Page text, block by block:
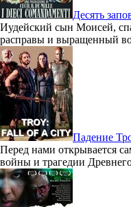
Десять
Иудейский сын Моисей,
расправы и выращенный
Падение
Перед нами открывается
войны и трагедии